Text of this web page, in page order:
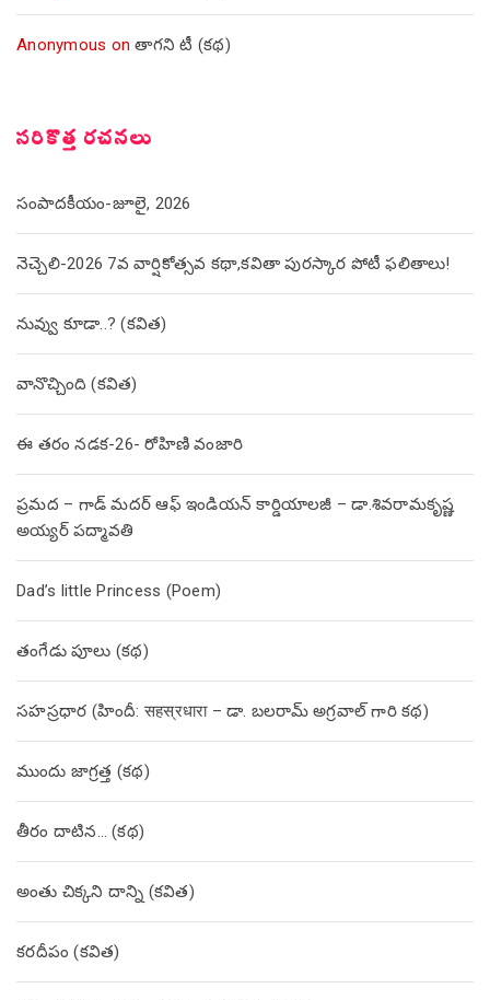
Anonymous onతాగని టీ (కథ)
సరికొత్త రచనలు
సంపాదకీయం-జూలై, 2026
నెచ్చెలి-2026 7వ వార్షికోత్సవ కథా,కవితా పురస్కార పోటీ ఫలితాలు!
నువ్వు కూడా..? (కవిత)
వానొచ్చింది (కవిత)
ఈ తరం నడక-26- రోహిణి వంజారి
ప్రమద – గాడ్ మదర్ ఆఫ్ ఇండియన్ కార్డియాలజీ – డా.శివరామకృష్ణ
అయ్యర్ పద్మావతి
Dad’s little Princess (Poem)
తంగేడు పూలు (క‌థ‌)
సహస్రధార (హిందీ: सहस्रधारा – డా. బలరామ్ అగ్రవాల్ గారి కథ)
ముందు జాగ్రత్త (క‌థ‌)
తీరం దాటిన… (క‌థ‌)
అంతు చిక్కని దాన్ని (కవిత)
కరదీపం (కవిత)